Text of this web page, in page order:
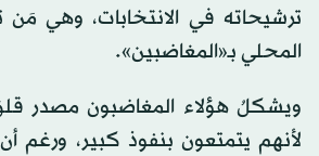
ترشيحاته في الانتخابات، وهي
المحلي بـ«المغاضبين».
ويشكلُ هؤلاء المغاضبون مصدر
لأنهم يتمتعون بنفوذ كبير، ورغم